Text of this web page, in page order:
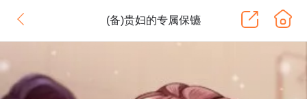
(备)贵妇的专属保镳